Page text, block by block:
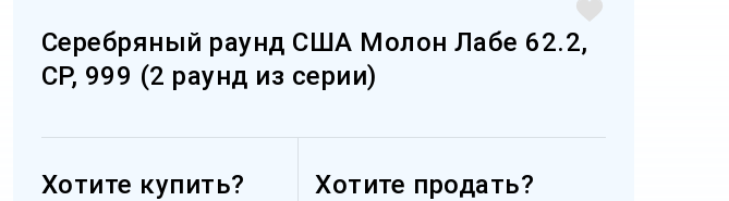
Серебряный раунд США Молон Лабе 62.2,
СР, 999 (2 раунд из серии)
Хотите купить? Хотите продать?